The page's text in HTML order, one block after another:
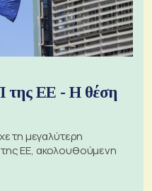
της ΕΕ - Η θέση
τη μεγαλύτερη
ΕΕ, ακολουθούμενη